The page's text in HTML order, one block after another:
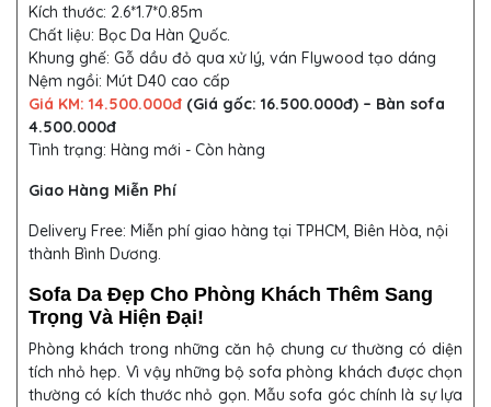
Kích thước: 2.6*1.7*0.85m
Chất liệu: Bọc Da Hàn Quốc.
Khung ghế: Gỗ dầu đỏ qua xử lý, ván Flywood tạo dáng
Nệm ngồi: Mút D40 cao cấp
Giá KM: 14.500.000đ (Giá gốc: 16.500.000đ) – Bàn sofa
4.500.000đ
Tình trạng: Hàng mới - Còn hàng
Giao Hàng Miễn Phí
Delivery Free: Miễn phí giao hàng tại TPHCM, Biên Hòa, nội
thành Bình Dương.
Sofa Da Đẹp Cho Phòng Khách Thêm Sang
Trọng Và Hiện Đại!
Phòng khách trong những căn hộ chung cư thường có diện
tích nhỏ hẹp. Vì vậy những bộ sofa phòng khách được chọn
thường có kích thước nhỏ gọn. Mẫu sofa góc chính là sự lựa